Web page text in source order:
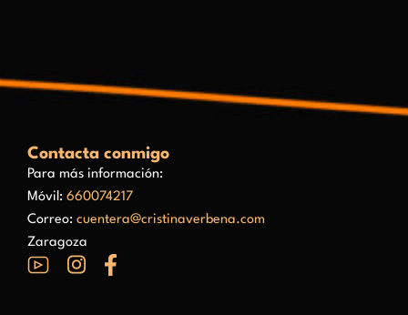
Contacta conmigo
Para más información:
Móvil: 660074217
Correo: cuentera@cristinaverbena.com
Zaragoza